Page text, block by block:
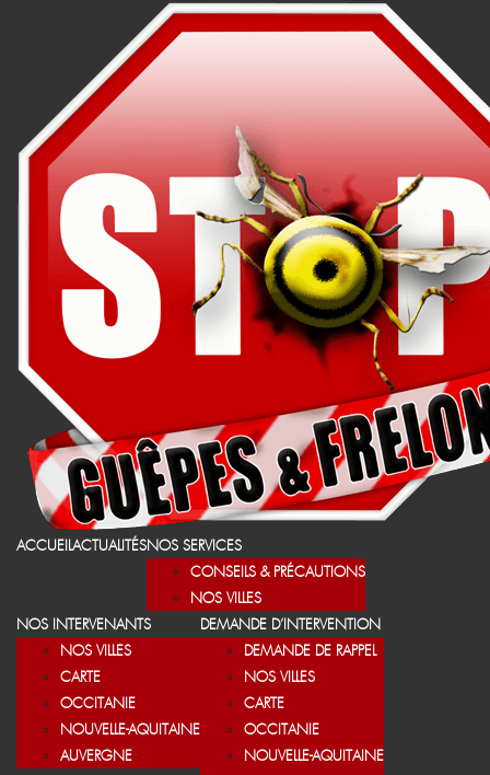
ACCUEILACTUALITÉSNOS SERVICES
CONSEILS & PRÉCAUTIONS
NOS VILLES
NOS INTERVENANTS
NOS VILLES
CARTE
OCCITANIE
NOUVELLE-AQUITAINE
AUVERGNE
DEMANDE D’INTERVENTION
DEMANDE DE RAPPEL
NOS VILLES
CARTE
OCCITANIE
NOUVELLE-AQUITAINE